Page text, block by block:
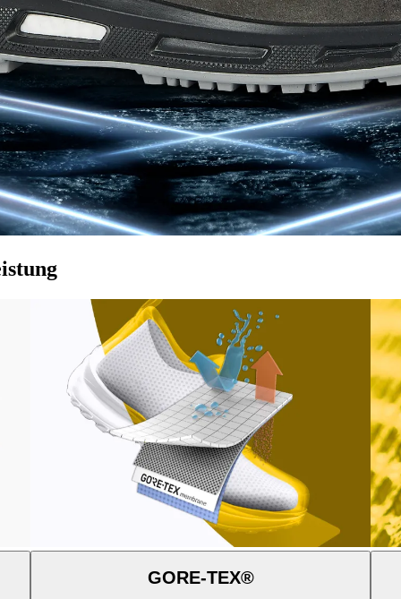
GORE-TEX®